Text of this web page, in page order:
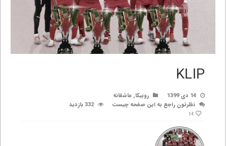
KLIP
14 دی 1399 روبیکا,عاشقانه
نظرتون راجع به این صفحه چیست
332 بازدید
14